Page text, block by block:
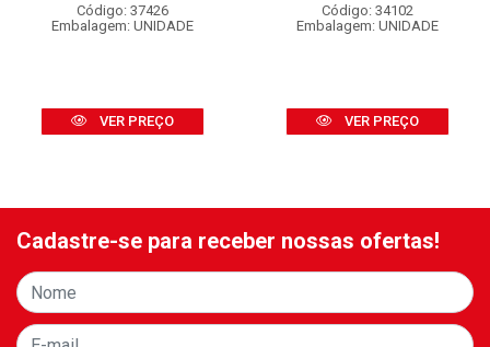
Código: 37426
Embalagem: UNIDADE
VER PREÇO
Código: 34102
Embalagem: UNIDADE
VER PREÇO
Cadastre-se para receber nossas ofertas!